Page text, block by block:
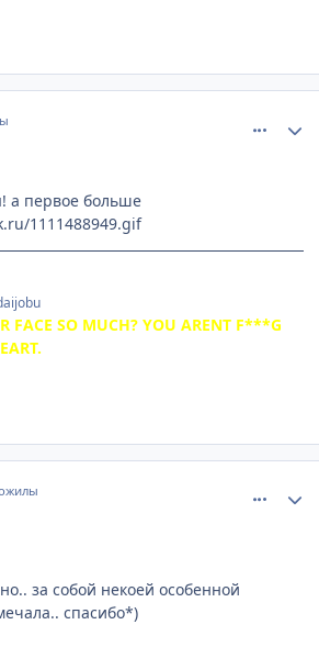
а первое больше
1111488949.gif
FACE SO MUCH? YOU ARENT F***G
за собой некоей особенной
спасибо*)